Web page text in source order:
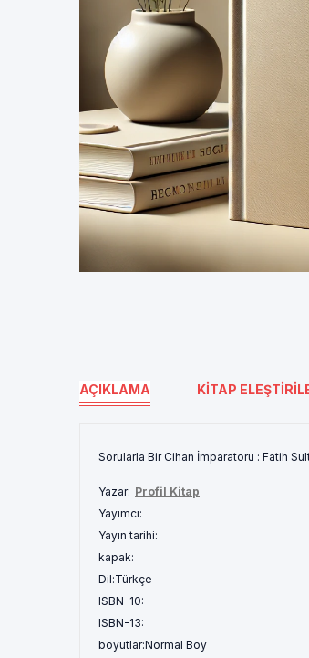
AÇIKLAMA KITAP
Sorularla Bir Cihan İmparatoru : Fatih
Yazar: Profil Kitap
Yayımcı:
Yayın tarihi:
kapak:
Dil:Türkçe
ISBN-10:
ISBN-13:
boyutlar:Normal Boy